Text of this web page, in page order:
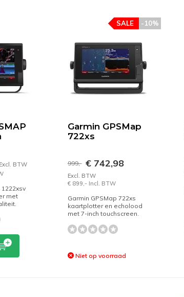
Excl. BTW
1222xsv
met
Garmin GPSMap
722xs
-10%
SALE
999,- € 742,98
Excl. BTW
€ 899,- Incl. BTW
Garmin GPSMap 722xs
kaartplotter en echolood
met 7-inch touchscreen.
Niet op voorraad